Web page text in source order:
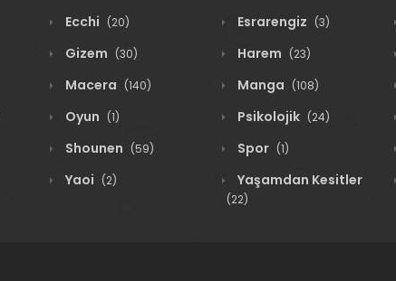
Ecchi (20) Esrarengiz (3)
Gizem (30) Harem (23)
Macera (140) Manga (108)
Oyun (1) Psikolojik (24)
Shounen (59) Spor (1)
Yaoi (2) Yaşamdan Kesitler
(22)